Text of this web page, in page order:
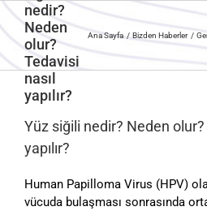
nedir?
Neden
olur?
Tedavisi
nasıl
yapılır?
Ana Sayfa Bizden Haberler
Yüz siğili nedir? Neden olur?
yapılır?
Human Papilloma Virus (HPV)
vücuda bulaşması sonrasında